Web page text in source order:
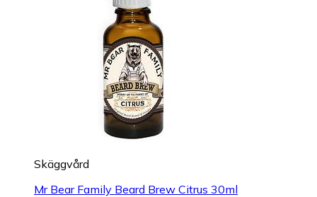
Skäggvård
Mr Bear Family Beard Brew Citrus 30ml